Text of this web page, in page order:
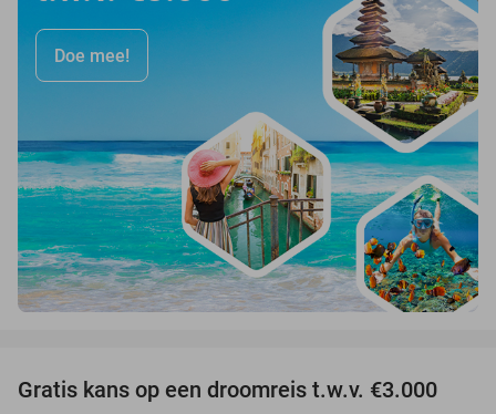
Doe mee!
Gratis kans op een droomreis t.w.v. €3.000